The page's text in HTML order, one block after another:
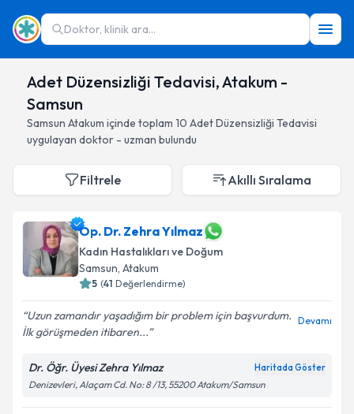
Doktor, klinik ara...
Adet Düzensizliği Tedavisi, Atakum -
Samsun
Samsun Atakum içinde toplam 10 Adet Düzensizliği Tedavisi
uygulayan doktor - uzman bulundu
Filtrele Akıllı Sıralama
Op. Dr. Zehra Yılmaz
Kadın Hastalıkları ve Doğum
Samsun, Atakum
5 (41 Değerlendirme)
Uzun zamandır yaşadığım bir problem için başvurdum.
İlk görüşmeden itibaren...
Devamı
Dr. Öğr. Üyesi Zehra Yılmaz Haritada Göster
Denizevleri, Alaçam Cd. No: 8 /13, 55200 Atakum/Samsun